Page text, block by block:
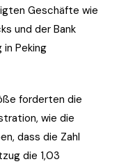
Geschäfte wie
und der Bank
in Peking
forderten die
wie die
dass die Zahl
die 1,03